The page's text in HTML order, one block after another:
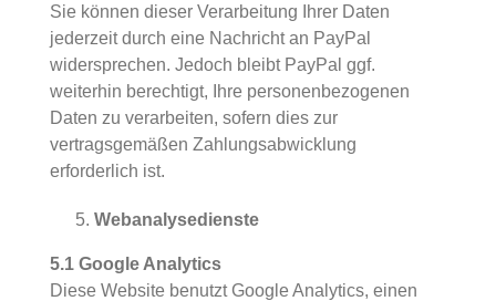
Sie können dieser Verarbeitung Ihrer Daten
jederzeit durch eine Nachricht an PayPal
widersprechen. Jedoch bleibt PayPal ggf.
weiterhin berechtigt, Ihre personenbezogenen
Daten zu verarbeiten, sofern dies zur
vertragsgemäßen Zahlungsabwicklung
erforderlich ist.
Webanalysedienste
5.1 Google Analytics
Diese Website benutzt Google Analytics, einen